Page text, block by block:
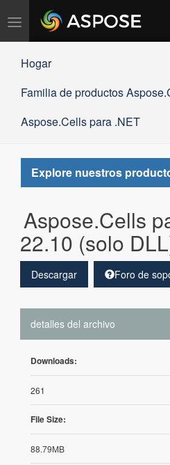
Alternar
navegación
Hogar
Familia de productos
Aspose.Cells para .NET
Explore nuestros
Aspose.Cells
22.10 (solo
Descargar Foro de
detalles del archivo
Downloads:
261
File Size:
88.79MB